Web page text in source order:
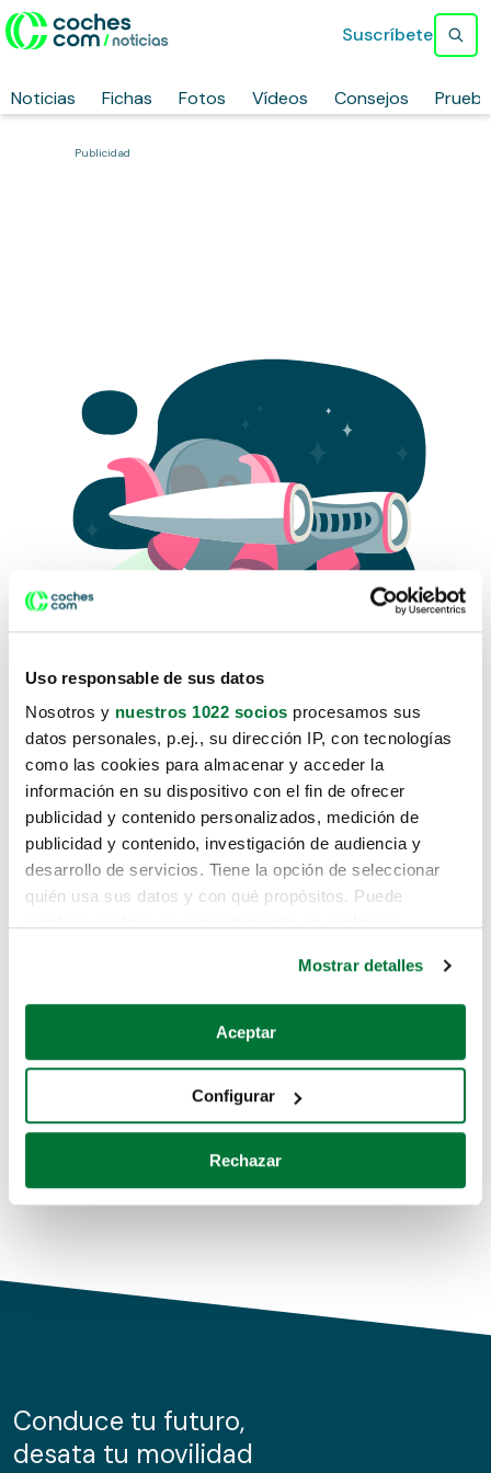
Uso responsable de sus datos
Nosotros y nuestros 1022 socios procesamos sus
datos personales, p.ej., su dirección IP, con tecnologías
como las cookies para almacenar y acceder la
información en su dispositivo con el fin de ofrecer
publicidad y contenido personalizados, medición de
publicidad y contenido, investigación de audiencia y
desarrollo de servicios. Tiene la opción de seleccionar
quién usa sus datos y con qué propósitos. Puede
Si lo permite, también quisiéramos:
Recopilar información sobre su ubicación geográfica
Identificar su dispositivo analizándolo activamente
para buscar características específicas (huellas
Obtenga más información sobre cómo se procesan sus
de cookies.
información sobre el uso que haga del sitio web con
nuestros partners de redes sociales, publicidad y análisis
Mostrar detalles
Aceptar
Configurar
Rechazar
Noticias Fichas Fotos Vídeos Consejos
Suscríbete
Publicidad
Lo sentimos, no sabemos como
te hemos traido hasta aquí.
Pero puedes encontrar el coche que estás
buscando en alguno de estos enlaces:
Coches de segunda mano
Coches de km0
Conduce tu futuro,
desata tu movilidad